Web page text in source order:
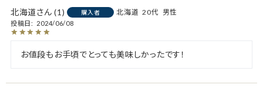
北海道
1 購入者 北海道 20代 男性
投稿日 2024/06/08
お値段もお手頃でとっても美味しかったです！